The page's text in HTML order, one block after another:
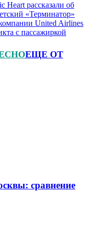
Heart рассказали об
«Терминатор»
United Airlines
с пассажиркой
ЕЩЕ ОТ
сравнение